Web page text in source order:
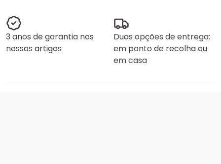
3 anos de garantia nos
nossos artigos
Duas opções de entrega:
em ponto de recolha ou
em casa